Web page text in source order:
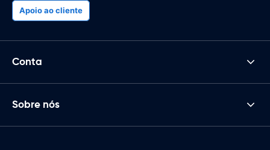
Apoio ao cliente
Conta
Sobre nós